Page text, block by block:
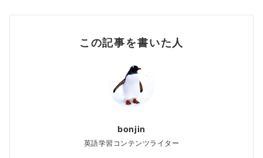
この記事を書いた人
bonjin
英語学習コンテンツライター